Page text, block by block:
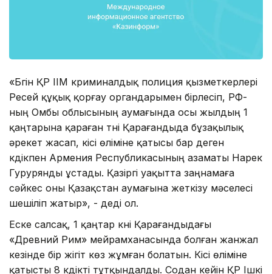
«Бүгін ҚР ІІМ криминалдық полиция қызметкерлері
Ресей құқық қорғау органдарымен бірлесіп, РФ-
ның Омбы облысының аумағында осы жылдың 1
қаңтарына қараған түні Қарағандыда бұзақылық
əрекет жасап, кісі өліміне қатысы бар деген
күдікпен Армения Республикасының азаматы Нарек
Гурурянды ұстады. Қазіргі уақытта заңнамаға
сəйкес оны Қазақстан аумағына жеткізу мəселесі
шешіліп жатыр», - деді ол.
Еске салсақ, 1 қаңтар күні Қарағандыдағы
«Древний Рим» мейрамханасында болған жанжал
кезінде бір жігіт көз жұмған болатын. Кісі өліміне
қатысты 8 күдікті тұтқындалды. Содан кейін ҚР Ішкі